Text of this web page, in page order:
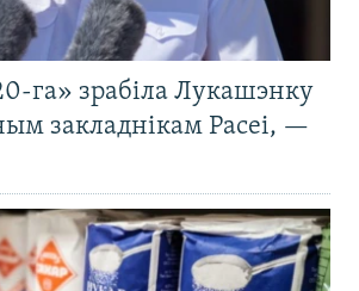
га» зрабіла Лукашэнку
закладнікам Расеі, —